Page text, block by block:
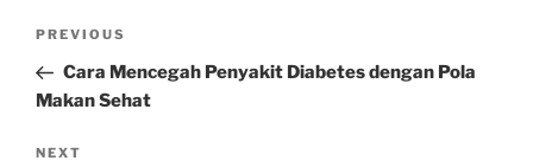
Previous
Post
PREVIOUS
Cara Mencegah Penyakit Diabetes dengan Pola
Makan Sehat
Next
NEXT